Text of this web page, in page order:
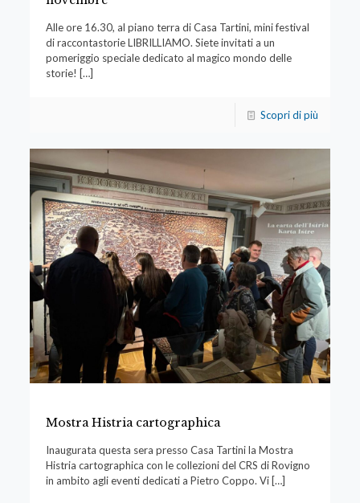
Alle ore 16.30, al piano terra di Casa Tartini, mini festival
di raccontastorie LIBRILLIAMO. Siete invitati a un
pomeriggio speciale dedicato al magico mondo delle
storie! […]
Scopri di più
Mostra Histria cartographica
Inaugurata questa sera presso Casa Tartini la Mostra
Histria cartographica con le collezioni del CRS di Rovigno
in ambito agli eventi dedicati a Pietro Coppo. Vi[…]